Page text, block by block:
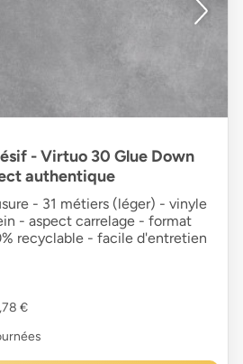
- Virtuo 30 Glue Down
authentique
- 31 métiers (léger) - vinyle
- aspect carrelage - format
recyclable - facile d'entretien
€